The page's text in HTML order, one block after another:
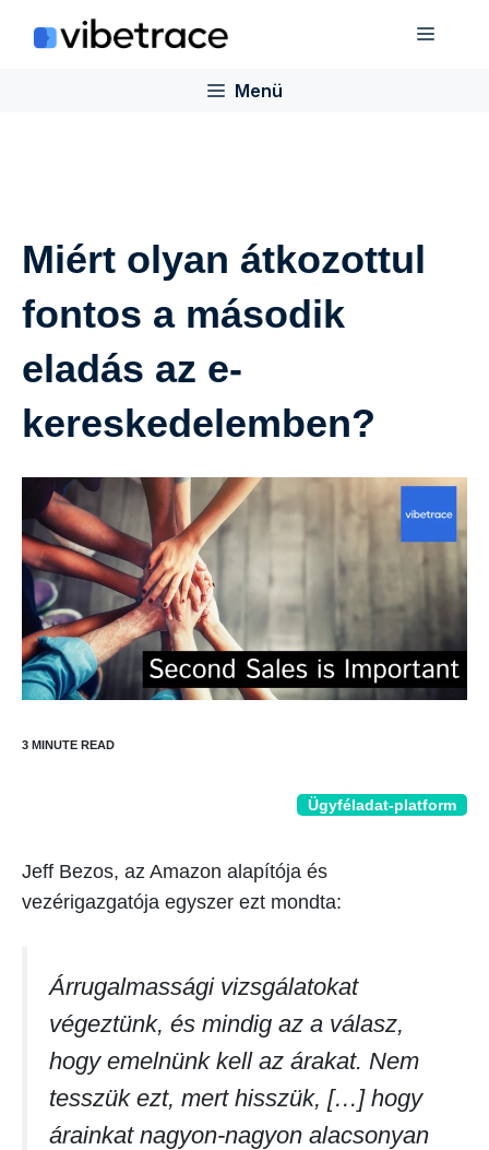
Menü
Menü
Miért olyan átkozottul
fontos a második
eladás az e-
kereskedelemben?
Ügyféladat-platform
Jeff Bezos, az Amazon alapítója és
vezérigazgatója egyszer ezt mondta:
Árrugalmassági vizsgálatokat
végeztünk, és mindig az a válasz,
hogy emelnünk kell az árakat. Nem
tesszük ezt, mert hisszük, […] hogy
árainkat nagyon-nagyon alacsonyan